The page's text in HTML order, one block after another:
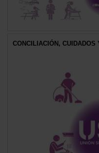
CONCILIACIÓN,